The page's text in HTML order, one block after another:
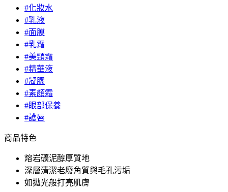
#化妝水
#乳液
#面膜
#乳霜
#美頸霜
#精華液
#凝膠
#素顏霜
#眼部保養
#護唇
商品特色
熔岩礦泥醇厚質地
深層清潔老廢角質與毛孔污垢
如拋光般打亮肌膚